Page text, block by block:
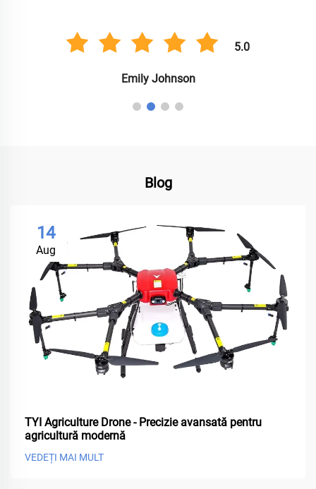
5.0
Emily Johnson
Blog
14
Aug
TYI Agriculture Drone - Precizie avansată pentru
agricultură modernă
VEDEȚI MAI MULT